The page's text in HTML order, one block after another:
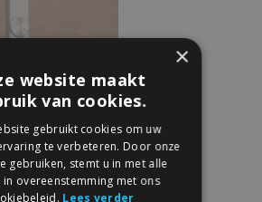
Rond” bestaat uit de…
×
website maakt
van cookies.
gebruikt cookies om uw
te verbeteren. Door onze
gebruiken, stemt u in met alle
in overeenstemming met ons
Lees verder